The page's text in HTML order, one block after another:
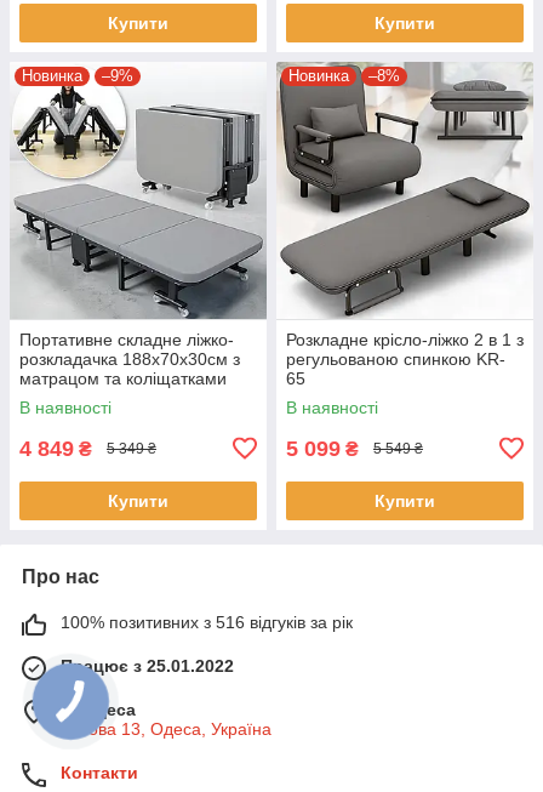
Купити Купити
Новинка –9%
Портативне складне ліжко-
розкладачка 188х70х30см з
матрацом та коліщатками
NKD-01
В наявності
4 849 ₴ 5 349 ₴
Купити
Новинка –8%
Розкладне крісло-ліжко 2 в 1 з
регульованою спинкою KR-
65
В наявності
5 099 ₴ 5 549 ₴
Купити
Про нас
100% позитивних з 516 відгуків за рік
Працює з 25.01.2022
м. Одеса
Базова 13, Одеса, Україна
Контакти